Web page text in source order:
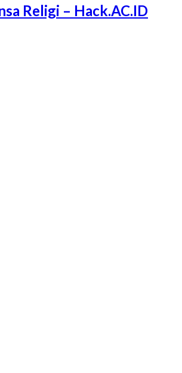
Religi – Hack.AC.ID